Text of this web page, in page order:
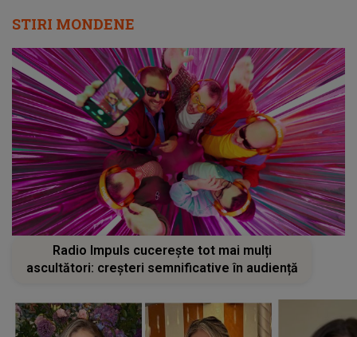
STIRI MONDENE
Radio Impuls cucerește tot mai mulți
ascultători: creșteri semnificative în audiență